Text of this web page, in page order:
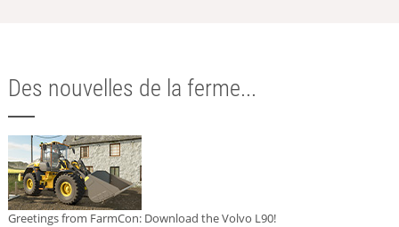
Des nouvelles de la ferme...
Greetings from FarmCon: Download the Volvo L90!